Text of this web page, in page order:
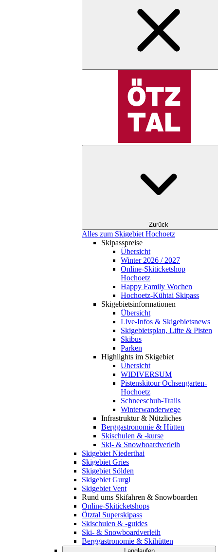
Zurück
Alles zum Skigebiet Hochoetz
Skipasspreise
Übersicht
Winter 2026 / 2027
Online-Skiticketshop
Hochoetz
Happy Family Wochen
Hochoetz-Kühtai Skipass
Skigebietsinformationen
Übersicht
Live-Infos & Skigebietsnews
Skigebietsplan, Lifte & Pisten
Skibus
Parken
Highlights im Skigebiet
Übersicht
WIDIVERSUM
Pistenskitour Ochsengarten-
Hochoetz
Schneeschuh-Trails
Winterwanderwege
Infrastruktur & Nützliches
Berggastronomie & Hütten
Skischulen & -kurse
Ski- & Snowboardverleih
Skigebiet Niederthai
Skigebiet Gries
Skigebiet Sölden
Skigebiet Gurgl
Skigebiet Vent
Rund ums Skifahren & Snowboarden
Online-Skiticketshops
Ötztal Superskipass
Skischulen & -guides
Ski- & Snowboardverleih
Berggastronomie & Skihütten